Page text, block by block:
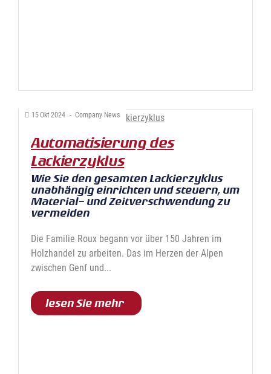
15Okt2024 - Company News
Automatisierung des
Lackierzyklus
Wie Sie den gesamten Lackierzyklus
unabhängig einrichten und steuern, um
Material- und Zeitverschwendung zu
vermeiden
Die Familie Roux begann vor über 150 Jahren im
Holzhandel zu arbeiten. Das im Herzen der Alpen
zwischen Genf und...
lesen Sie mehr